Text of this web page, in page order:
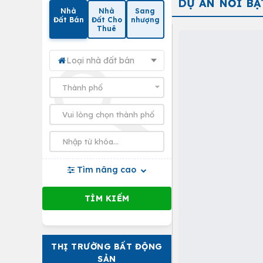
Nhà
Đất Bán
Nhà
Đất Cho
Thuê
Sang
nhượng
Loại nhà đất bán
Tìm nâng cao
THỊ TRƯỜNG BẤT ĐỘNG
SẢN
DỰ ÁN NỔI